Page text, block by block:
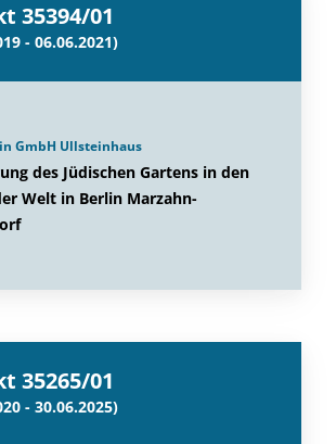
35394/01
- 06.06.2021)
GmbH Ullsteinhaus
des Jüdischen Gartens in den
Welt in Berlin Marzahn-
35265/01
- 30.06.2025)